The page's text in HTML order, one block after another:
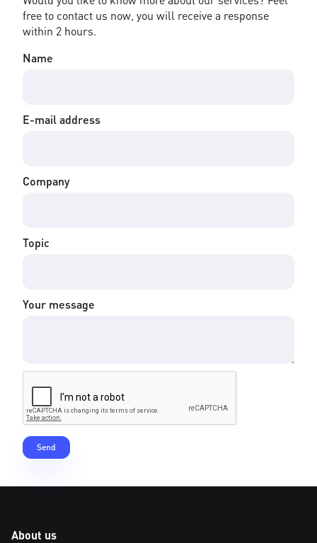
free to contact us now, you will receive a response
within 2 hours.
Name
E-mail address
Company
Topic
Your message
About us